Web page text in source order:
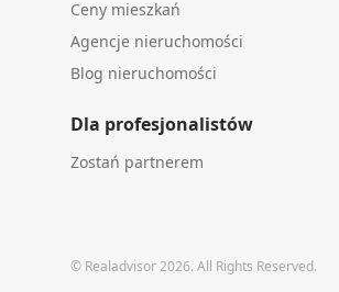
Ceny mieszkań
Agencje nieruchomości
Blog nieruchomości
Dla profesjonalistów
Zostań partnerem
© Realadvisor 2026. All Rights Reserved.